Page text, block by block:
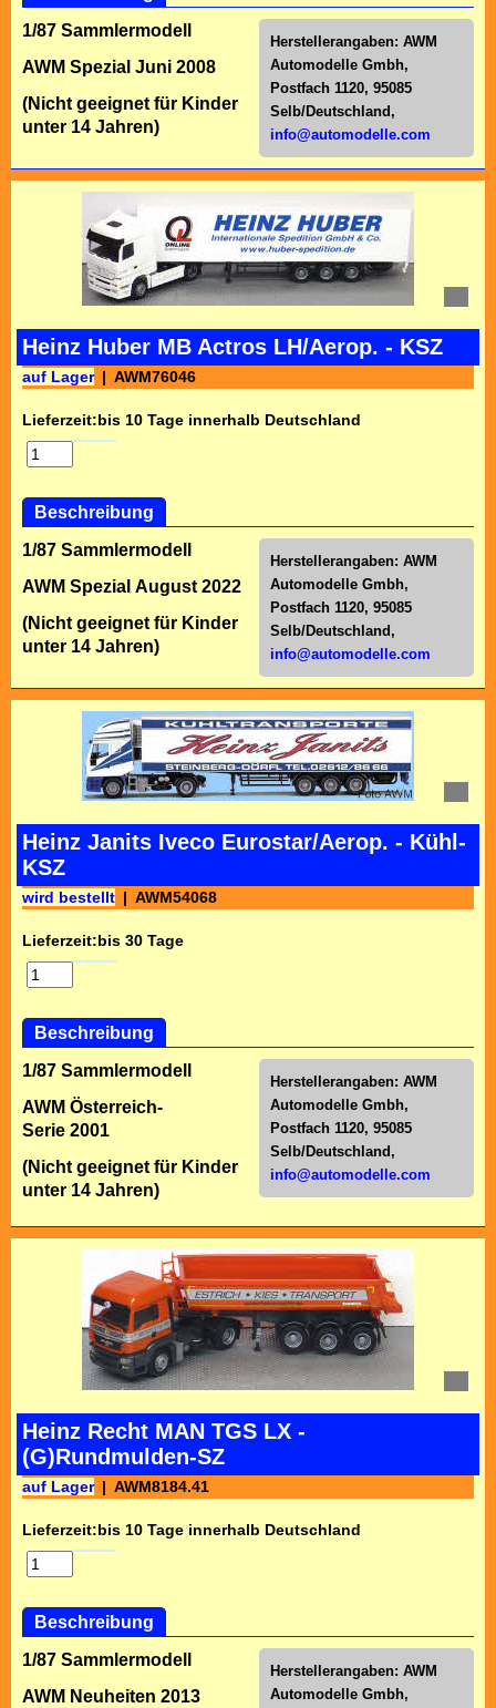
Herstellerangaben: AWM
Automodelle Gmbh,
Postfach 1120, 95085
Selb/Deutschl and,
info@automodelle.com
1/87 Sammlermodell
AWM Spezial Juni 2008
(Nicht geeignet für Kinder
unter 14 Jahren)
Heinz Huber MB Actros LH/Aerop. - KSZ
auf Lager AWM76046
Lieferzeit:bis 10 Tage innerhalb Deutschland
Beschreibung
Herstellerangaben: AWM
Automodelle Gmbh,
Postfach 1120, 95085
Selb/Deutschl and,
info@automodelle.com
1/87 Sammlermodell
AWM Spezial August 2022
(Nicht geeignet für Kinder
unter 14 Jahren)
Heinz Janits Iveco Eurostar/Aerop. - Kühl-
KSZ
wird bestellt AWM54068
Lieferzeit:bis 30 Tage
Beschreibung
Herstellerangaben: AWM
Automodelle Gmbh,
Postfach 1120, 95085
Selb/Deutschl and,
info@automodelle.com
1/87 Sammlermodell
AWM Österreich-
Serie 2001
(Nicht geeignet für Kinder
unter 14 Jahren)
Heinz Recht MAN TGS LX -
(G)Rundmulden-SZ
auf Lager AWM8184.41
Lieferzeit:bis 10 Tage innerhalb Deutschland
Beschreibung
Herstellerangaben: AWM
Automodelle Gmbh,
1/87 Sammlermodell
AWM Neuheiten 2013